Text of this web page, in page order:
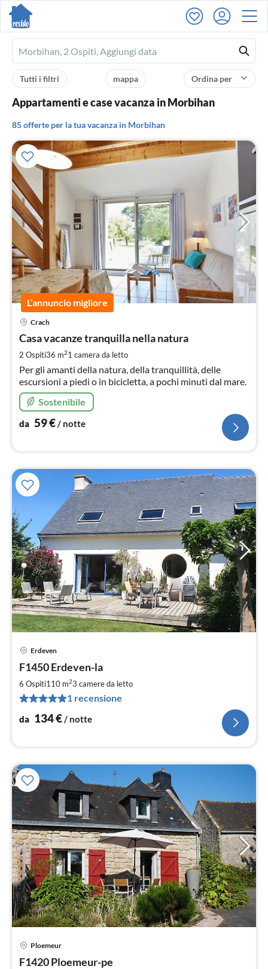
Ferienhausmiete
logo
Ordina per
mappa
Tutti i filtri
Appartamenti e case vacanza in Morbihan
85 offerte per la tua vacanza in Morbihan
L’annuncio migliore
Crach
Casa vacanze tranquilla nella natura
2 Ospiti36 m21 camera da letto
Per gli amanti della natura, della tranquillità, delle
escursioni a piedi o in bicicletta, a pochi minuti dal mare.
Sostenibile
da 59€/ notte
Erdeven
F1450 Erdeven-la
6 Ospiti110 m23 camere da letto
1 recensione
da 134€/ notte
Ploemeur
F1420 Ploemeur-pe